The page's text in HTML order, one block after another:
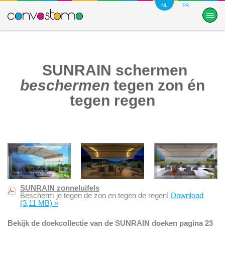
NL FR
SUNRAIN schermen
beschermen tegen zon én
tegen regen
SUNRAIN zonneluifels
Bescherm je tegen de zon en tegen de regen! Download
(3,11 MB) »
Bekijk de doekcollectie van de SUNRAIN doeken pagina 23